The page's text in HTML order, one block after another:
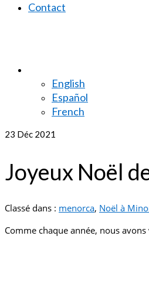
Contact
English
Español
French
23 Déc 2021
Joyeux Noël
Classé dans : menorca, Noël à
Comme chaque année, nous